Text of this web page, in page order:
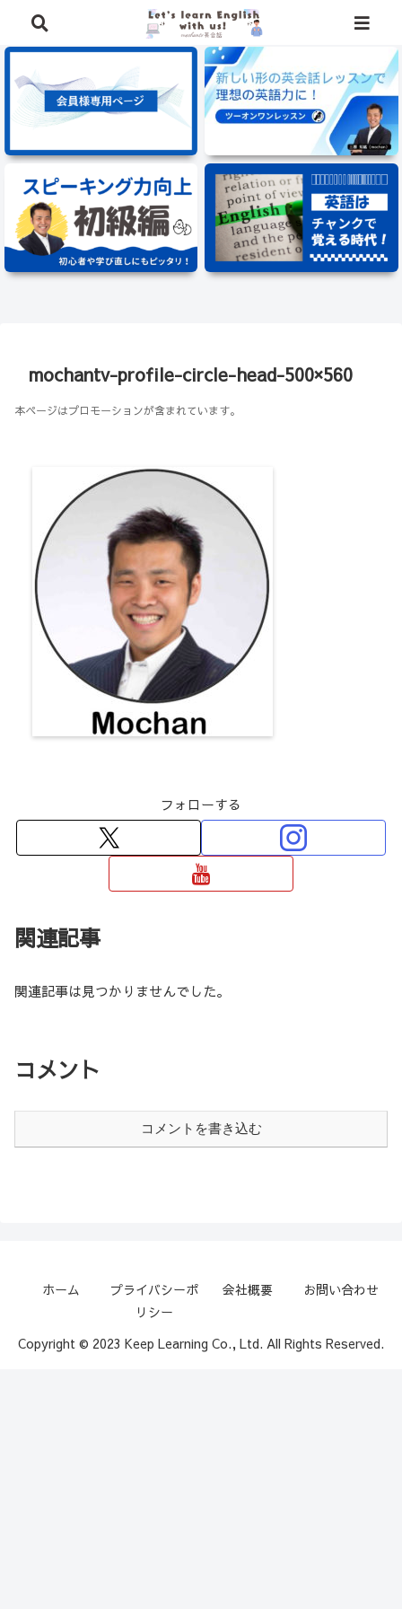
⭐️英語学習に役立つ、豪華特典を無料でプレゼント中⭐️
mochantv-profile-circle-head-500×560
本ページはプロモーションが含まれています。
フォローする
関連記事
関連記事は見つかりませんでした。
コメント
コメントを書き込む
ホーム
プライバシーポ
リシー
会社概要 お問い合わせ
Copyright © 2023 Keep Learning Co., Ltd. All Rights Reserved.